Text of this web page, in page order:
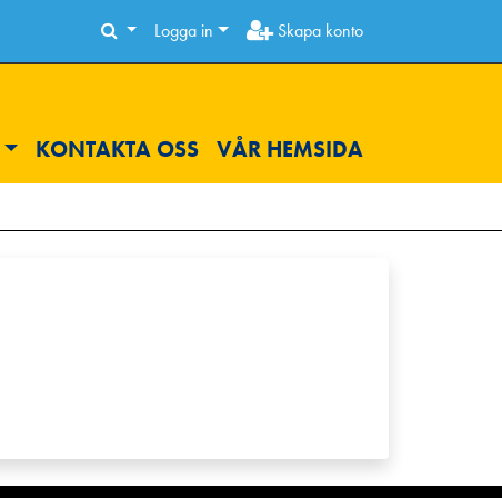
Logga in Skapa konto
KONTAKTA OSS VÅR HEMSIDA